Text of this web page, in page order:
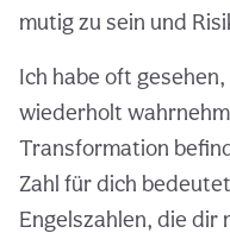
mutig zu sein und
Ich habe oft
wiederholt
Transformation
Zahl für dich
Engelszahlen, die dir